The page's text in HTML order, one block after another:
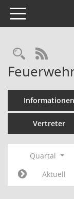
Toggle navigation
RSS-
Informationen
Vertreter
Quartal
Aktuell